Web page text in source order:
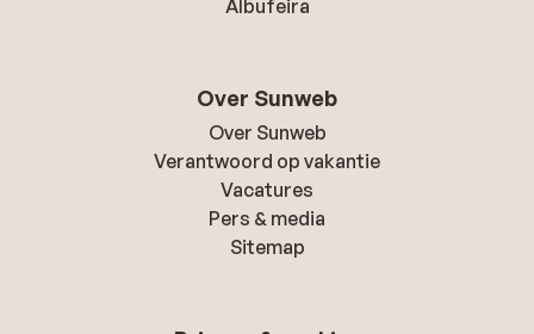
Albufeira
Over Sunweb
Over Sunweb
Verantwoord op vakantie
Vacatures
Pers & media
Sitemap